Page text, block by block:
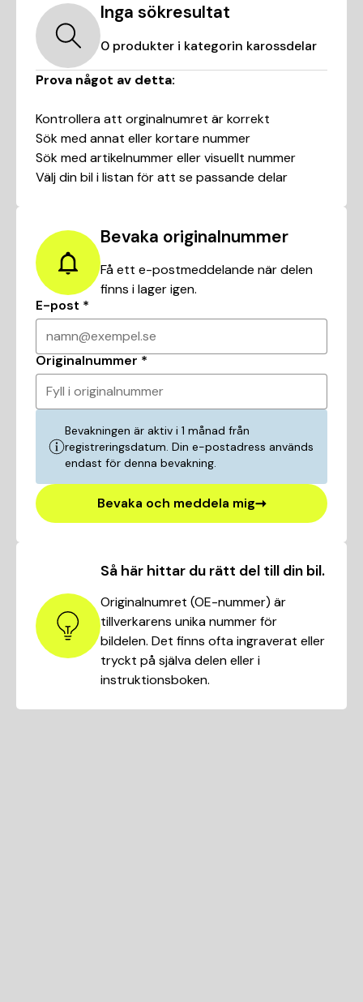
Inga sökresultat
0 produkter i kategorin karossdelar
Prova något av detta:
Kontrollera att orginalnumret är korrekt
Sök med annat eller kortare nummer
Sök med artikelnummer eller visuellt nummer
Välj din bil i listan för att se passande delar
Så här hittar du rätt del till din bil.
Originalnumret (OE-nummer) är
tillverkarens unika nummer för
bildelen. Det finns ofta ingraverat eller
tryckt på själva delen eller i
instruktionsboken.
Bevaka originalnummer
Få ett e-postmeddelande när delen
finns i lager igen.
E-post *
namn@exempel.se
Originalnummer *
Fyll i originalnummer
Bevakningen är aktiv i 1 månad från
registreringsdatum. Din e-postadress används
endast för denna bevakning.
Bevaka och meddela mig